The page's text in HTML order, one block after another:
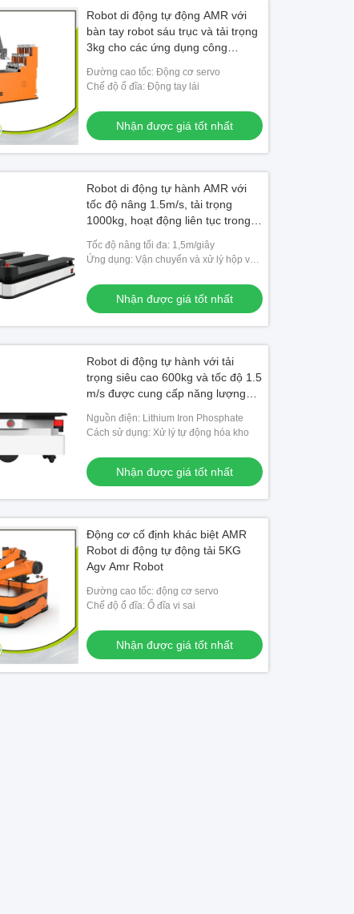
Robot di động tự động AMR với
bàn tay robot sáu trục và tải trọng
3kg cho các ứng dụng công
Đường cao tốc: Động cơ servo
Chế độ ổ đĩa: Động tay lái
Nhận được giá tốt nhất
Robot di động tự hành AMR với
tốc độ nâng 1.5m/s, tải trọng
1000kg, hoạt động liên tục trong
Tốc độ nâng tối đa: 1,5m/giây
Ứng dụng: Vận chuyển và xử lý hộp vật
Nhận được giá tốt nhất
Robot di động tự hành với tải
trọng siêu cao 600kg và tốc độ 1.5
m/s được cung cấp năng lượng
Nguồn điện: Lithium Iron Phosphate
Cách sử dụng: Xử lý tự động hóa kho
Nhận được giá tốt nhất
Động cơ cố định khác biệt AMR
Robot di động tự động tải 5KG
Agv Amr Robot
Đường cao tốc: động cơ servo
Chế độ ổ đĩa: Ổ đĩa vi sai
Nhận được giá tốt nhất